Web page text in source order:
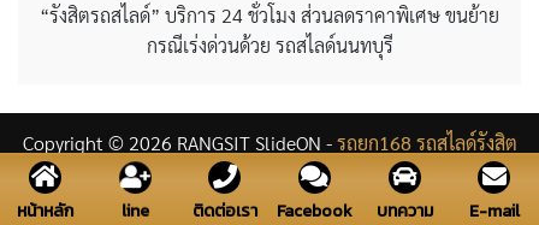
“รังสิตรถสไลด์” บริการ 24 ชั่วโมง ส่วนลดราคาพิเศษ ขนย้าย
กรณีเร่งด่วนด้วย รถสไลด์นนทบุรี
Copyright © 2026 RANGSIT SlideON -รถยก168 รถสไลด์รังสิต
หน้าหลัก line ติดต่อเรา Facebook บทความ E-mail